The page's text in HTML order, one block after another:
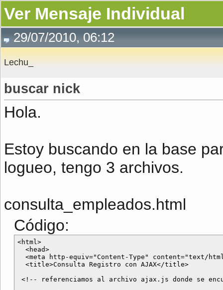
Ver Mensaje Individual
29/07/2010, 06:12
Lechu_
buscar nick
Hola.
Estoy buscando en la base
logueo, tengo 3 archivos.
consulta_empleados.html
Código:
<html>
  <head>
<meta http-equiv="Content-Type" content="text/
  <title>Consulta Registro con AJAX</title>
<!-- referenciamos al archivo ajax.js donde se